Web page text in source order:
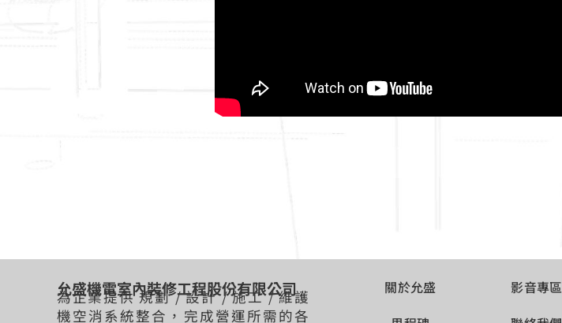
允盛機電室內裝修工程股份有限公司
為企業提供 規劃 / 設計 / 施工 / 維護
機空消系統整合，完成營運所需的各
關於允盛
影音專區